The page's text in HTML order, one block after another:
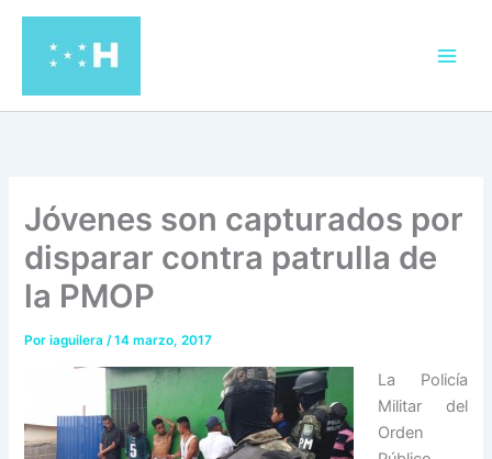
contenido
Jóvenes son capturados por
disparar contra patrulla de
la PMOP
Poriaguilera/14 marzo, 2017
La Policía
Militar del
Orden